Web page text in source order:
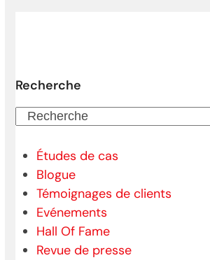
Recherche
Recherche
Études de cas
Blogue
Témoignages de clients
Evénements
Hall Of Fame
Revue de presse